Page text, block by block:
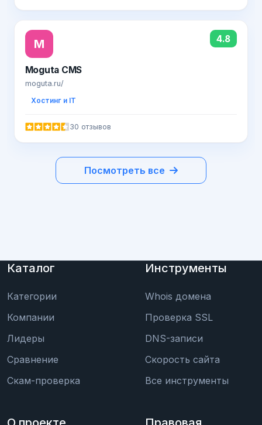
M 4.8
Moguta CMS
moguta.ru/
Хостинг и IT
30 отзывов
Посмотреть все
Каталог
Категории
Компании
Лидеры
Сравнение
Скам-проверка
Инструменты
Whois домена
Проверка SSL
DNS-записи
Скорость сайта
Все инструменты